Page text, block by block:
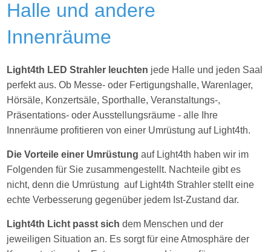
Halle und andere
Innenräume
Light4th LED Strahler leuchten jede Halle und jeden Saal
perfekt aus. Ob Messe- oder Fertigungshalle, Warenlager,
Hörsäle, Konzertsäle, Sporthalle, Veranstaltungs-,
Präsentations- oder Ausstellungsräume - alle Ihre
Innenräume profitieren von einer Umrüstung auf Light4th.
Die Vorteile einer Umrüstungauf Light4th haben wir im
Folgenden für Sie zusammengestellt. Nachteile gibt es
nicht, denn die Umrüstung auf Light4th Strahler stellt eine
echte Verbesserung gegenüber jedem Ist-Zustand dar.
Light4th Licht passt sich dem Menschen und der
jeweiligen Situation an. Es sorgt für eine Atmosphäre der